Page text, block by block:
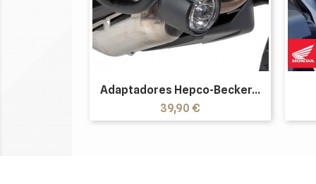
Adaptadores Hepco-Becker...
Precio
39,90 €